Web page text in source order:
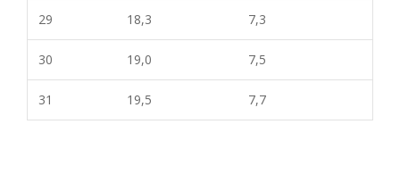
29 18,3 7,3
30 19,0 7,5
31 19,5 7,7